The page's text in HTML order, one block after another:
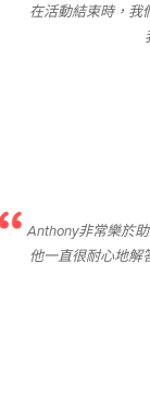
在活動結束時，我
Anthony非常樂於
他一直很耐心地解